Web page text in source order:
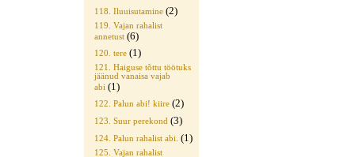
118. Iluuisutamine (2)
119. Vajan rahalist
annetust (6)
120. tere (1)
121. Haiguse tõttu töötuks
jäänud vanaisa vajab
abi (1)
122. Palun abi! kiire (2)
123. Suur perekond (3)
124. Palun rahalist abi. (1)
125. Vajan rahalist